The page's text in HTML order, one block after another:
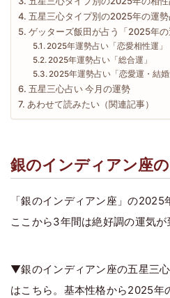
五星三心タイプ別の2025年の運
ゲッターズ飯田が占う「2025年の
2025年運勢占い「恋愛相性運」
2025年運勢占い「総合運」
2025年運勢占い「恋愛運・結婚
五星三心占い 今月の運勢
あわせて読みたい（関連記事）
銀のインディアン座
「銀のインディアン座」の2025
ここから3年間は絶好調の運気が
▼銀のインディアン座の五星三
はこちら。基本性格から2025年